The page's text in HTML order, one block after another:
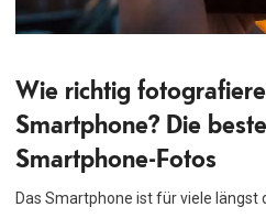
Wie richtig
Smartphone? Die
Smartphone-Fotos
Das Smartphone ist für viele längst